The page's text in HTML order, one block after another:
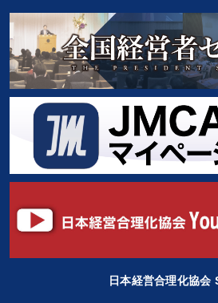
日本経営合理化協会